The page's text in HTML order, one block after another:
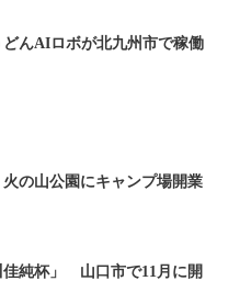
んAIロボが北九州市で稼働
火の山公園にキャンプ場開業
佳純杯」 山口市で11月に開